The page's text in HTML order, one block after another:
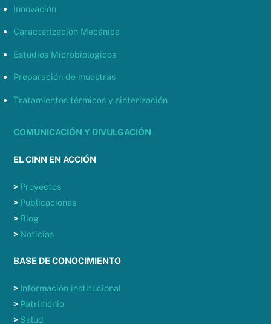
Innovación
Caracterización Mecánica
Estudios Microbiologicos
Preparación de muestras
Tratamientos térmicos y sinterización
COMUNICACIÓN Y DIVULGACIÓN
EL CINN EN ACCIÓN
> Proyectos
> Publicaciones
> Blog
> Noticias
BASE DE CONOCIMIENTO
> Información institucional
> Patrimonio
> Salud